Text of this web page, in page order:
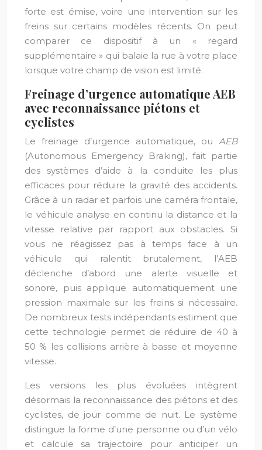
forte est émise, voire une intervention sur les
freins sur certains modèles récents. On peut
comparer ce dispositif à un « regard
supplémentaire » qui balaie la rue à votre place
lorsque votre champ de vision est limité.
Freinage d’urgence automatique AEB
avec reconnaissance piétons et
cyclistes
Le freinage d’urgence automatique, ou AEB
(Autonomous Emergency Braking), fait partie
des systèmes d’aide à la conduite les plus
efficaces pour réduire la gravité des accidents.
Grâce à un radar et parfois une caméra frontale,
le véhicule analyse en continu la distance et la
vitesse relative par rapport aux obstacles. Si
vous ne réagissez pas à temps face à un
véhicule qui ralentit brutalement, l’AEB
déclenche d’abord une alerte visuelle et
sonore, puis applique automatiquement une
pression maximale sur les freins si nécessaire.
De nombreux tests indépendants estiment que
cette technologie permet de réduire de 40 à
50 % les collisions arrière à basse et moyenne
vitesse.
Les versions les plus évoluées intègrent
désormais la reconnaissance des piétons et des
cyclistes, de jour comme de nuit. Le système
distingue la forme d’une personne ou d’un vélo
et calcule sa trajectoire pour anticiper un